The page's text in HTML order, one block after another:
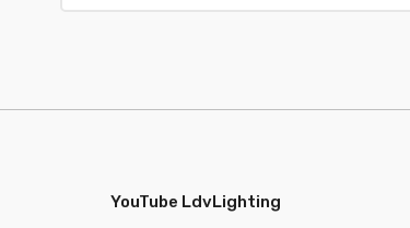
YouTube LdvLighting